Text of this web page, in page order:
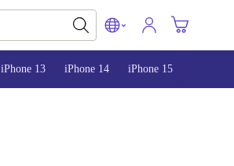
iPhone 13 iPhone 14 iPhone 15